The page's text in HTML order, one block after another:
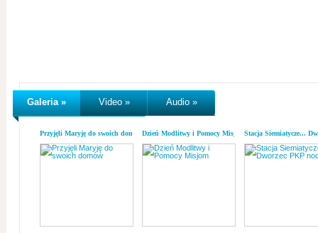
Galeria » Video » Audio »
Przyjęli Maryję do swoich domówDzień Modlitwy i Pomocy MisjomStacja Siemiatycze...